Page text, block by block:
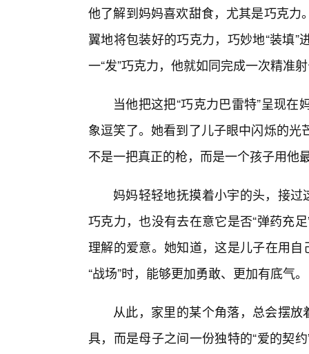
他了解到妈妈喜欢甜食，尤其是巧克
翼地将包装好的巧克力，巧妙地“装填
一“发”巧克力，他就如同完成一次精准
当他把这把“巧克力巴雷特”呈现
象逗笑了。她看到了儿子眼中闪烁的
不是一把真正的枪，而是一个孩子用他
妈妈轻轻地抚摸着小宇的头，接过
巧克力，也没有去在意它是否“弹药充
理解的爱意。她知道，这是儿子在用
“战场”时，能够更加勇敢、更加有底气。
从此，家里的某个角落，总会摆放
具，而是母子之间一份独特的“爱的契